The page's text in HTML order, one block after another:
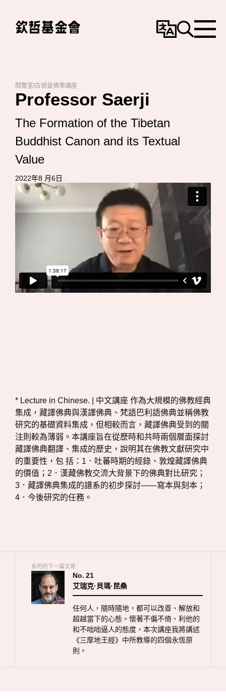
變
搜
選
閱覽室/古德曼佛學講座
Professor Saerji
The Formation of the Tibetan
Buddhist Canon and its Textual
Value
2022年8 月6日
* Lecture in Chinese. | 中文講座 作為大規模的佛教經典
集成，藏譯佛典與漢譯佛典、梵語巴利語佛典並稱佛教
研究的基礎資料集成，但相較而言，藏譯佛典受到的關
注則較為薄弱。本講座旨在從歷時和共時兩個層面探討
藏譯佛典翻譯、集成的歷史，說明其在佛教文獻研究中
的重要性，包 括：1．吐蕃時期的經錄、敦煌藏譯佛典
的價值；2．漢藏佛教交流大背景下的佛典對比研究；
3．藏譯佛典集成的譜系的初步探討——寫本與刻本；
4．今後研究的任務。
系列的下一篇文章
No. 21
艾瑞克·貝瑪·昆桑
任何人，隨時隨地，都可以改善、解放和
超越當下的心態。懷著不偏不倚、利他的
和不咄咄逼人的態度，本次講座我將講述
《三摩地王經》中所教導的四個永恆原
則。